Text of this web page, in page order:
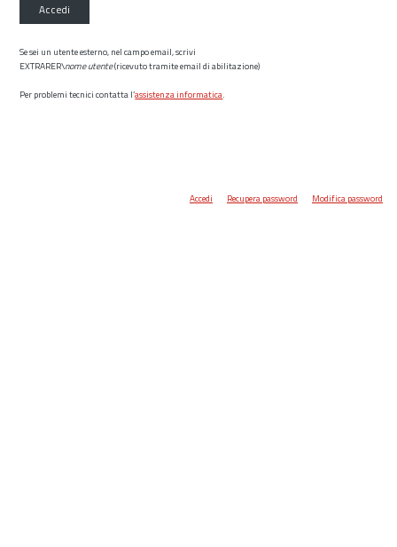
Accedi
Se sei un utente esterno, nel campo email, scrivi
EXTRARER\nome utente(ricevuto tramite email di abilitazione)
Per problemi tecnici contatta l’assistenza informatica.
Accedi Recupera password Modifica password